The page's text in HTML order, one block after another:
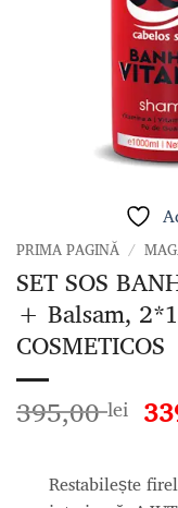
PRIMA PAGINĂ /
SET SOS
+ Balsam,
COSMETICOS
395,00lei
Restabilește